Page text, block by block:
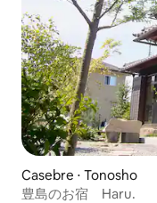
Casebre ⋅ Tonosho
豊島のお宿 Haru.